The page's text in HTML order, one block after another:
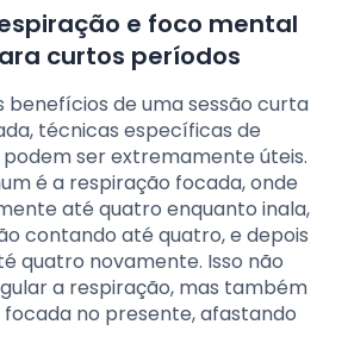
e foco mental
curtos períodos
benefícios de uma sessão curta
técnicas específicas de
ser extremamente úteis.
é a respiração focada, onde
até quatro enquanto inala,
contando até quatro, e depois
quatro novamente. Isso não
a respiração, mas também
no presente, afastando